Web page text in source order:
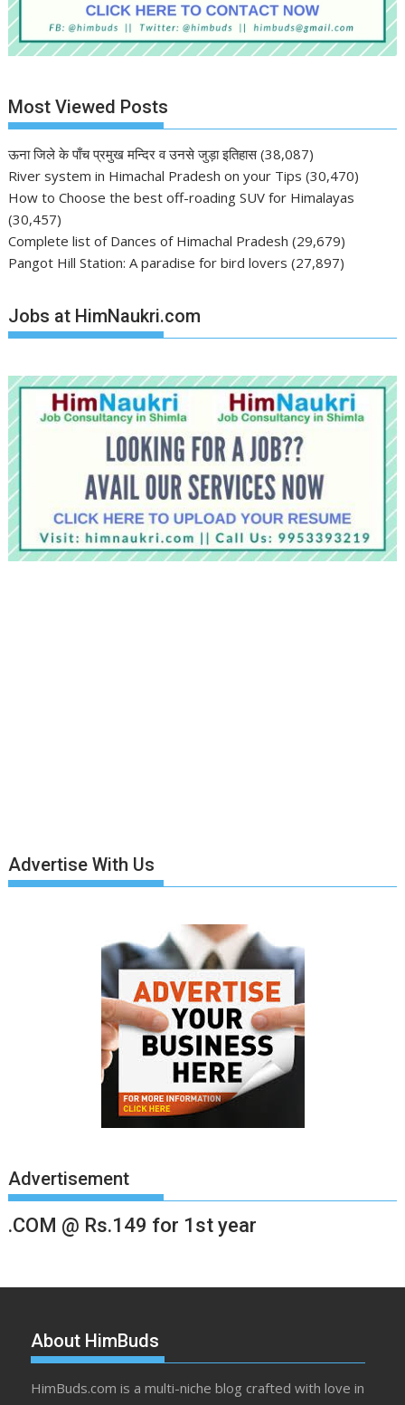
Most Viewed Posts
ऊना जिले के पाँच प्रमुख मन्दिर व उनसे जुड़ा इतिहास (38,087)
River system in Himachal Pradesh on your Tips (30,470)
How to Choose the best off-roading SUV for Himalayas
(30,457)
Complete list of Dances of Himachal Pradesh (29,679)
Pangot Hill Station: A paradise for bird lovers (27,897)
Jobs at HimNaukri.com
Advertise With Us
Advertisement
.COM @ Rs.149 for 1st year
About HimBuds
HimBuds.com is a multi-niche blog crafted with love in